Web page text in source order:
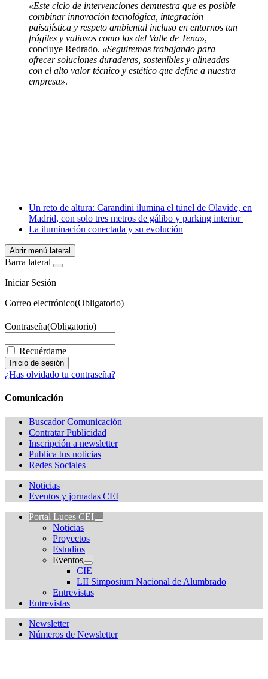
«Este ciclo de intervenciones demuestra que es posible
combinar innovación tecnológica, integración
paisajística y respeto ambiental incluso en entornos tan
frágiles y valiosos como los del Valle de Tena»,
concluye Redrado. «Seguiremos trabajando para
ofrecer soluciones duraderas, sostenibles y alineadas
con el alto valor técnico y estético que define a nuestra
empresa».
WhatsApp
Un reto de altura: Carandini ilumina el túnel de Olavide, en
Madrid, con solo tres metros de gálibo y parking interior
La iluminación conectada y su evolución
Abrir menú lateral
Barra lateral
Iniciar Sesión
Correo electrónico(Obligatorio)
Contraseña(Obligatorio)
Recuérdame
¿Has olvidado tu contraseña?
Comunicación
Buscador Comunicación
Contratar Publicidad
Inscripción a newsletter
Publica tus noticias
Redes Sociales
Noticias
Eventos y jornadas CEI
Portal Luces CEI
Noticias
Proyectos
Estudios
Eventos
CIE
LII Simposium Nacional de Alumbrado
Entrevistas
Entrevistas
Newsletter
Números de Newsletter